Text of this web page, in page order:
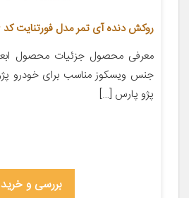
روکش دنده آی تمر مدل فورتنایت کد 196
پژو پارس […]
بررسی و خرید